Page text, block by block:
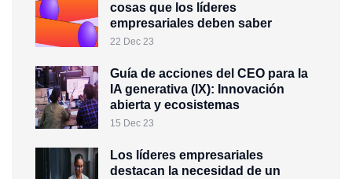
cosas que los líderes
empresariales deben saber
22 Dec 23
Guía de acciones del CEO para la
IA generativa (IX): Innovación
abierta y ecosistemas
15 Dec 23
Los líderes empresariales
destacan la necesidad de un